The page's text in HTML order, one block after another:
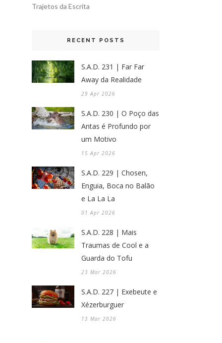
Trajetos da Escrita
RECENT POSTS
S.A.D. 231 | Far Far
Away da Realidade
29 Apr 2026
S.A.D. 230 | O Poço das
Antas é Profundo por
um Motivo
15 Apr 2026
S.A.D. 229 | Chosen,
Enguia, Boca no Balão
e La La La
01 Apr 2026
S.A.D. 228 | Mais
Traumas de Cool e a
Guarda do Tofu
23 Mar 2026
S.A.D. 227 | Exebeute e
Xézerburguer
13 Mar 2026